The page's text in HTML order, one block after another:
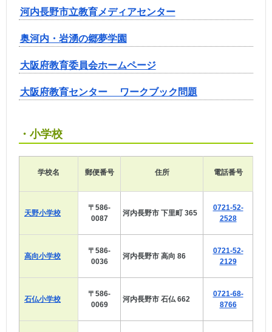
河内長野市立教育メディアセンター
奥河内・岩湧の郷夢学園
大阪府教育委員会ホームページ
大阪府教育センター ワークブック問題
・小学校
学校名 郵便番号 住所 電話番号
天野小学校
〒586-
0087
河内長野市 下里町 365
0721-52-
2528
高向小学校
〒586-
0036
河内長野市 高向 86
0721-52-
2129
石仏小学校
〒586-
0069
河内長野市 石仏 662
0721-68-
8766